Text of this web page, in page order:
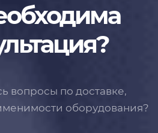
вопросы по доставке,
оборудования?